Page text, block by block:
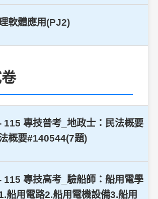
軟體應用(PJ2)
115 專技普考_地政士：民法概要
概要#140544(7題)
115 專技高考_驗船師：船用電學
1.船用電路2.船用電機設備3.船用